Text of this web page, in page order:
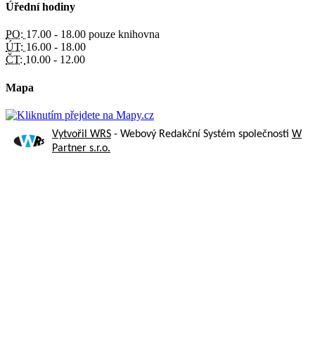
Úřední hodiny
PO: 17.00 - 18.00 pouze knihovna
ÚT: 16.00 - 18.00
ČT: 10.00 - 12.00
Mapa
Vytvořil WRS - Webový Redakční Systém společnosti W
Partner s.r.o.